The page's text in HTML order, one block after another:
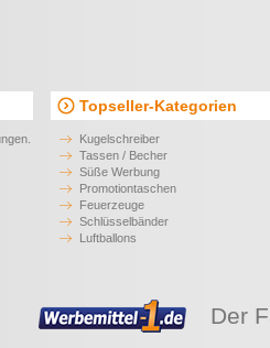
Topseller-Kategorien
Kugelschreiber
Tassen / Becher
Süße Werbung
Promotiontaschen
Feuerzeuge
Schlüsselbänder
Luftballons
Der